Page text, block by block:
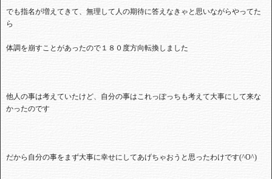
でも指名が増えてきて、無理して人の期待に答えなきゃと思いながらやってた
ら
体調を崩すことがあったので１８０度方向転換しました
他人の事は考えていたけど、自分の事はこれっぽっちも考えて大事にして来な
かったのです
だから自分の事をまず大事に幸せにしてあげちゃおうと思ったわけです(^O^)